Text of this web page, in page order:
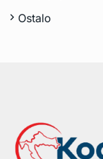
Ostalo